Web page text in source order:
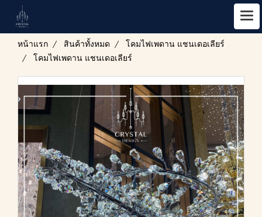
หน้าแรก สินค้าทั้งหมด
โคมไฟเพดาน แชนเดอเลียร์
โคมไฟเพดาน แชนเดอเลียร์